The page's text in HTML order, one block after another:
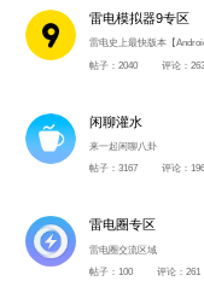
雷电模拟器9专区
雷电史上最快版本【
帖子：2040
评论：
闲聊灌水
来一起闲聊八卦
帖子：3167
评论：
雷电圈专区
雷电圈交流区域
帖子：100
评论：261